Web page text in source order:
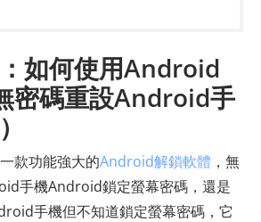
如何使用Android
密碼重設Android手
款功能強大的Android解鎖軟體 ，無
手機Android鎖定螢幕密碼，還是
手機但不知道鎖定螢幕密碼，它